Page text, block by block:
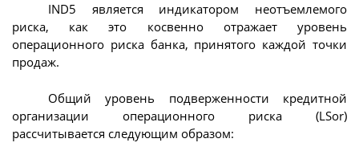
IND5 является индикатором неотъемлемого
риска, как это косвенно отражает уровень
операционного риска банка, принятого каждой точки
продаж.
Общий уровень подверженности кредитной
организации операционного риска (LSor)
рассчитывается следующим образом: